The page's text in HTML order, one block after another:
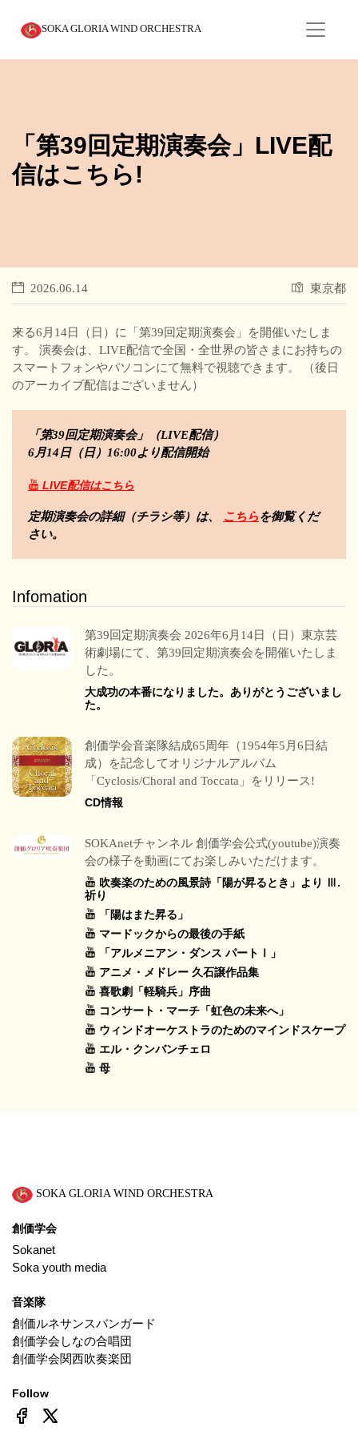
SOKA GLORIA WIND ORCHESTRA
「第39回定期演奏会」LIVE配
信はこちら!
2026.06.14 東京都
来る6月14日（日）に「第39回定期演奏会」を開催いたしま
す。 演奏会は、LIVE配信で全国・全世界の皆さまにお持ちの
スマートフォンやパソコンにて無料で視聴できます。 （後日
のアーカイブ配信はございません）
「第39回定期演奏会」（LIVE配信）
6月14日（日）16:00より配信開始
LIVE配信はこちら
定期演奏会の詳細（チラシ等）は、 こちらを御覧くだ
さい。
Infomation
第39回定期演奏会 2026年6月14日（日）東京芸
術劇場にて、第39回定期演奏会を開催いたしま
した。
大成功の本番になりました。ありがとうございまし
た。
創価学会音楽隊結成65周年（1954年5月6日結
成）を記念してオリジナルアルバム
「Cyclosis/Choral and Toccata」をリリース!
CD情報
SOKAnetチャンネル 創価学会公式(youtube)演奏
会の様子を動画にてお楽しみいただけます。
吹奏楽のための風景詩「陽が昇るとき」より Ⅲ.
祈り
「陽はまた昇る」
マードックからの最後の手紙
「アルメニアン・ダンス パートⅠ」
アニメ・メドレー 久石譲作品集
喜歌劇「軽騎兵」序曲
コンサート・マーチ「虹色の未来へ」
ウィンドオーケストラのためのマインドスケープ
エル・クンバンチェロ
母
SOKA GLORIA WIND ORCHESTRA
創価学会
Sokanet
Soka youth media
音楽隊
創価ルネサンスバンガード
創価学会しなの合唱団
創価学会関西吹奏楽団
Follow